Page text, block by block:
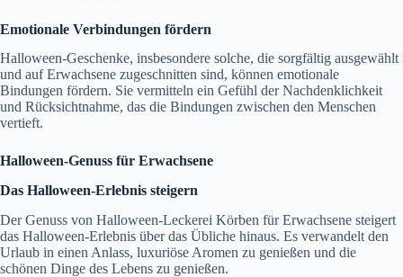
Emotionale Verbindungen fördern
Halloween-Geschenke, insbesondere solche, die sorgfältig ausgewählt
und auf Erwachsene zugeschnitten sind, können emotionale
Bindungen fördern. Sie vermitteln ein Gefühl der Nachdenklichkeit
und Rücksichtnahme, das die Bindungen zwischen den Menschen
vertieft.
Halloween-Genuss für Erwachsene
Das Halloween-Erlebnis steigern
Der Genuss von Halloween-Leckerei Körben für Erwachsene steigert
das Halloween-Erlebnis über das Übliche hinaus. Es verwandelt den
Urlaub in einen Anlass, luxuriöse Aromen zu genießen und die
schönen Dinge des Lebens zu genießen.